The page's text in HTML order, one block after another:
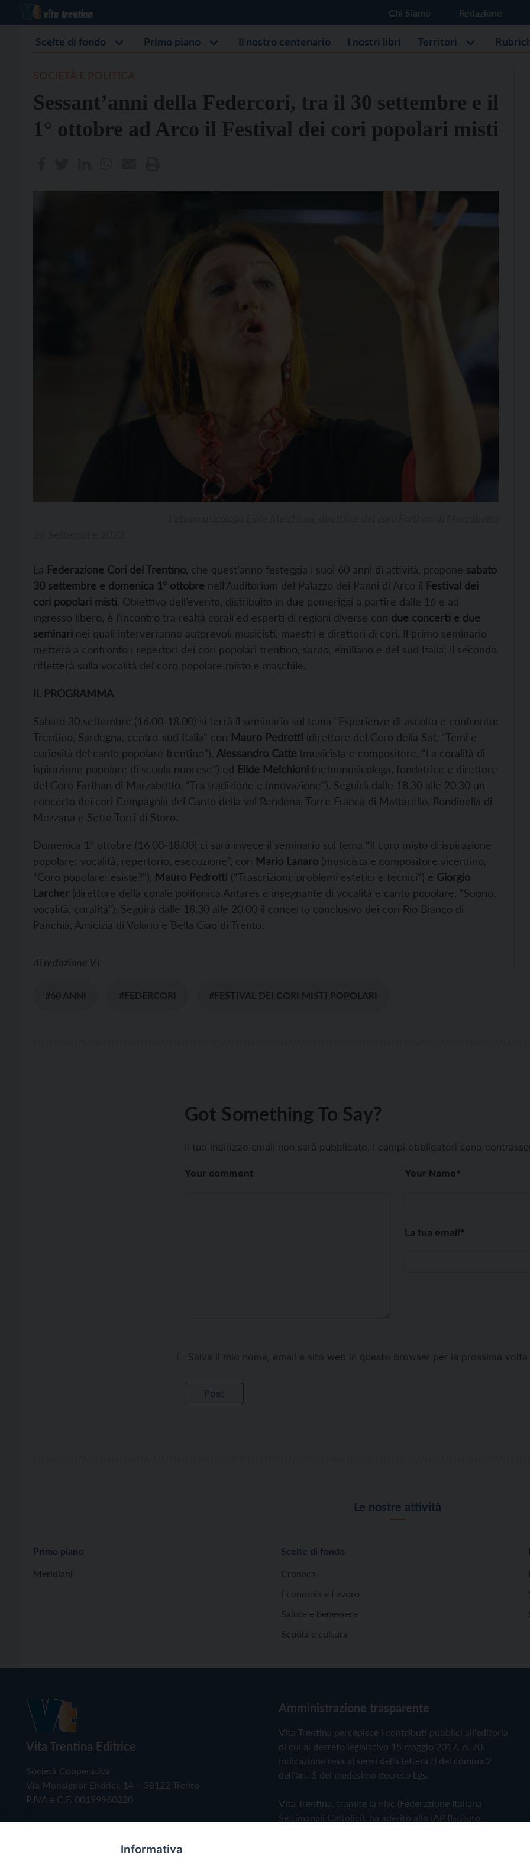
Chi Siamo Redazione
Scelte di fondo Primo piano Il nostro centenario I nostri libri Territori
Sessant’anni della Federcori, tra il 30 settembre e il
1° ottobre ad Arco il Festival dei cori popolari misti
La Federazione Cori del Trentino , che quest’anno festeggia i suoi 60 anni di attività, propone sabato
30 settembre e domenica 1° ottobre nell’Auditorium del Palazzo dei Panni di Arco il Festival dei
cori popolari misti. Obiettivo dell’evento, distribuito in due pomeriggi a partire dalle 16 e ad
ingresso libero, è l’incontro tra realtà corali ed esperti di regioni diverse con due concerti e due
seminari nei quali interverranno autorevoli musicisti, maestri e direttori di cori. Il primo seminario
metterà a confronto i repertori dei cori popolari trentino, sardo, emiliano e del sud Italia; il secondo
rifletterà sulla vocalità del coro popolare misto e maschile.
IL PROGRAMMA
Sabato 30 settembre (16.00-18.00) si terrà il seminario sul tema “Esperienze di ascolto e confronto:
Trentino, Sardegna, centro-sud Italia” con Mauro Pedrotti (direttore del Coro della Sat, “Temi e
curiosità del canto popolare trentino”), Alessandro Catte (musicista e compositore, “La coralità di
ispirazione popolare di scuola nuorese”) ed Elide Melchioni (netnonusicologa, fondatrice e direttore
del Coro Farthan di Marzabotto, “Tra tradizione e innovazione”). Seguirà dalle 18.30 alle 20.30 un
concerto dei cori Compagnia del Canto della val Rendena, Torre Franca di Mattarello, Rondinella di
Mezzana e Sette Torri di Storo.
Domenica 1° ottobre (16.00-18.00) ci sarà invece il seminario sul tema “Il coro misto di ispirazione
popolare: vocalità, repertorio, esecuzione”, con Mario Lanaro (musicista e compositore vicentino,
“Coro popolare: esiste?”), Mauro Pedrotti (“Trascrizioni: problemi estetici e tecnici”) e Giorgio
Larcher (direttore della corale polifonica Antares e insegnante di vocalità e canto popolare, “Suono,
vocalità, coralità”). Seguirà dalle 18.30 alle 20.00 il concerto conclusivo dei cori Rio Bianco di
Panchià, Amicizia di Volano e Bella Ciao di Trento.
di redazione VT
#60 ANNI #FEDERCORI #FESTIVAL DEI CORI MISTI POPOLARI
Got Something To Say?
Il tuo indirizzo email non sarà pubblicato. I campi obbligatori sono
Your comment Your Name*
La tua email*
Salva il mio nome, email e sito web in questo browser per la prossima volta
Le nostre attività
Primo piano
Meridiani
Scelte di fondo
Cronaca
Economia e Lavoro
Salute e benessere
Scuola e cultura
Vita Trentina Editrice
Società Cooperativa
Via Monsignor Endrici, 14 – 38122 Trento
P.IVA e C.F. 00199960220
Amministrazione trasparente
Vita Trentina percepisce i contributi pubblici all'editoria
di cui al decreto legislativo 15 maggio 2017, n. 70.
Indicazione resa ai sensi della lettera f) del comma 2
dell'art. 5 del medesimo decreto Lgs.
Vita Trentina, tramite la Fisc (Federazione Italiana
Settimanali Cattolici), ha aderito allo IAP (Istituto
Informativa